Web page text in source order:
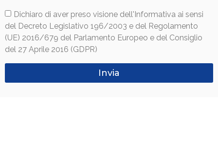
Dichiaro di aver preso visione dell'Informativa ai sensi
del Decreto Legislativo 196/2003 e del Regolamento
(UE) 2016/679 del Parlamento Europeo e del Consiglio
del 27 Aprile 2016 (GDPR)
Invia